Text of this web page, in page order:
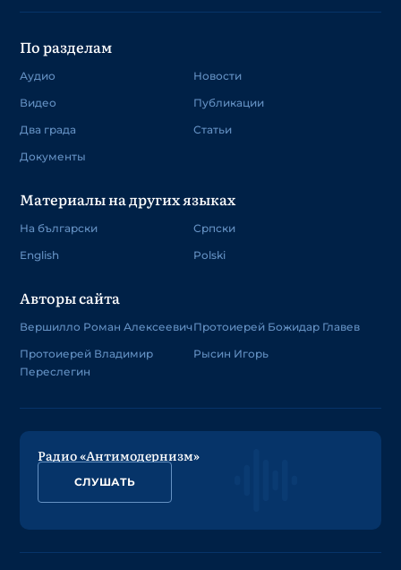
По разделам
Аудио
Видео
Два града
Документы
Новости
Публикации
Статьи
Материалы на других языках
На български
English
Српски
Polski
Авторы сайта
Вершилло Роман Алексеевич
Протоиерей Владимир
Переслегин
Протоиерей Божидар Главев
Рысин Игорь
Радио «Антимодернизм»
СЛУШАТЬ